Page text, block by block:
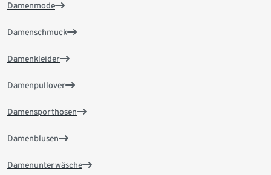
Damenmode
Damenschmuck
Damenkleider
Damenpullover
Damensporthosen
Damenblusen
Damenunterwäsche